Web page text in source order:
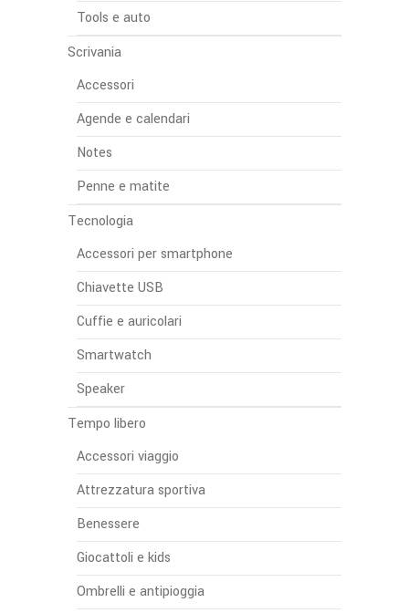
Tools e auto
Scrivania
Accessori
Agende e calendari
Notes
Penne e matite
Tecnologia
Accessori per smartphone
Chiavette USB
Cuffie e auricolari
Smartwatch
Speaker
Tempo libero
Accessori viaggio
Attrezzatura sportiva
Benessere
Giocattoli e kids
Ombrelli e antipioggia